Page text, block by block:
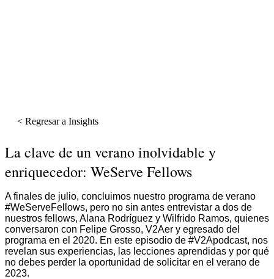
< Regresar a Insights
La clave de un verano inolvidable y
enriquecedor: WeServe Fellows
A finales de julio, concluimos nuestro programa de verano
#WeServeFellows, pero no sin antes entrevistar a dos de
nuestros fellows, Alana Rodríguez y Wilfrido Ramos, quienes
conversaron con Felipe Grosso, V2Aer y egresado del
programa en el 2020. En este episodio de #V2Apodcast, nos
revelan sus experiencias, las lecciones aprendidas y por qué
no debes perder la oportunidad de solicitar en el verano de
2023.